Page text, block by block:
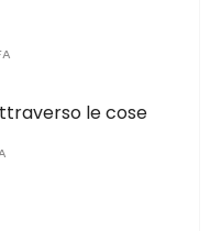
le cose